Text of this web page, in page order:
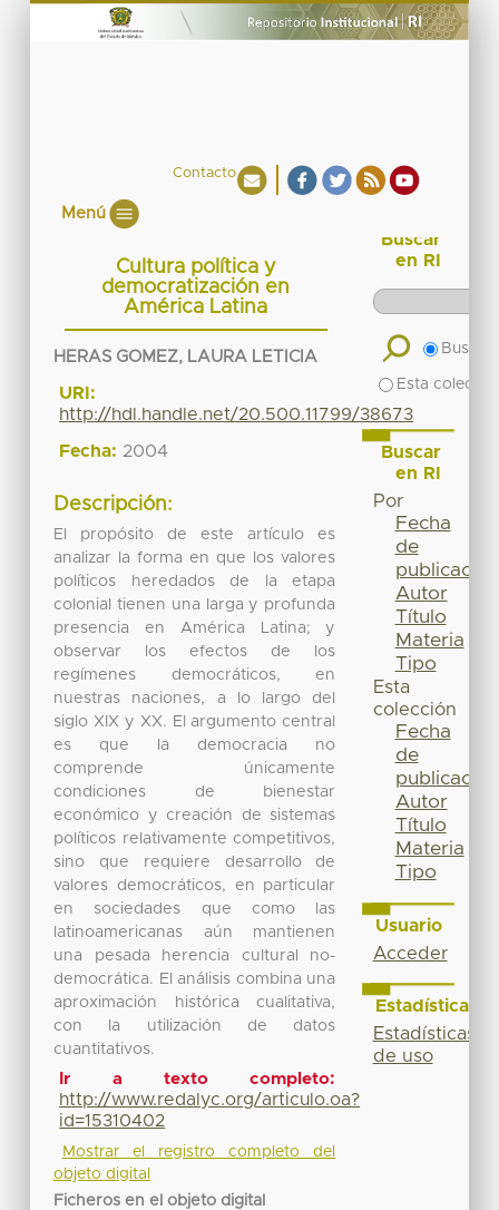
Contacto
Menú
Cultura política y
democratización en
América Latina
HERAS GOMEZ, LAURA LETICIA
URI:
http://hdl.handle.net/20.500.11799/38673
Fecha: 2004
Descripción:
El propósito de este artículo es
analizar la forma en que los valores
políticos heredados de la etapa
colonial tienen una larga y profunda
presencia en América Latina; y
observar los efectos de los
regímenes democráticos, en
nuestras naciones, a lo largo del
siglo XIX y XX. El argumento central
es que la democracia no
comprende únicamente
condiciones de bienestar
económico y creación de sistemas
políticos relativamente competitivos,
sino que requiere desarrollo de
valores democráticos, en particular
en sociedades que como las
latinoamericanas aún mantienen
una pesada herencia cultural no-
democrática. El análisis combina una
aproximación histórica cualitativa,
con la utilización de datos
cuantitativos.
Ir a texto completo:
http://www.redalyc.org/articulo.oa?
id=15310402
Mostrar el registro completo del
objeto digital
Ficheros en el objeto digital
Buscar
en RI
Buscar
Esta
Buscar
en RI
Por
Fecha
de
publicación
Autor
Título
Materia
Tipo
Esta
colección
Fecha
de
publicación
Autor
Título
Materia
Tipo
Usuario
Acceder
Estadísticas
Estadísticas
de uso